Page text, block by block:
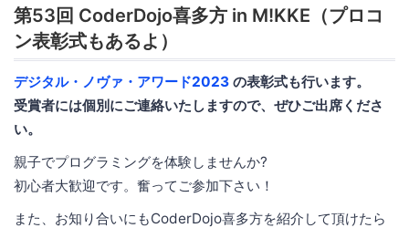
第53回 CoderDojo喜多方 in M!KKE（プロコ
ン表彰式もあるよ）
デジタル・ノヴァ・アワード2023 の表彰式も行います。
受賞者には個別にご連絡いたしますので、ぜひご出席くださ
い。
親子でプログラミングを体験しませんか?
初心者大歓迎です。奮ってご参加下さい！
また、お知り合いにもCoderDojo喜多方を紹介して頂けたら